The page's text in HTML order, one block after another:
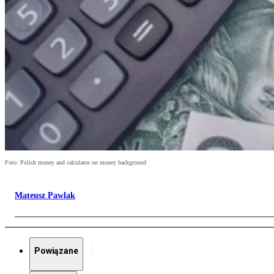
Foto: Polish money and calculator on money background
Mateusz Pawlak
Powiązane